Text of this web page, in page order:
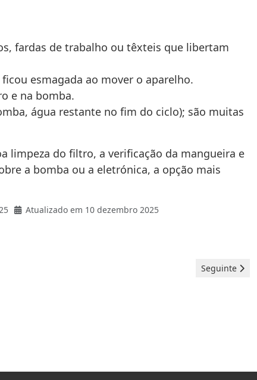
fardas de trabalho ou têxteis que libertam
esmagada ao mover o aparelho.
e na bomba.
água restante no fim do ciclo); são muitas
limpeza do filtro, a verificação da mangueira e
a bomba ou a eletrónica, a opção mais
Atualizado em 10 dezembro 2025
Artigo
Seguinte